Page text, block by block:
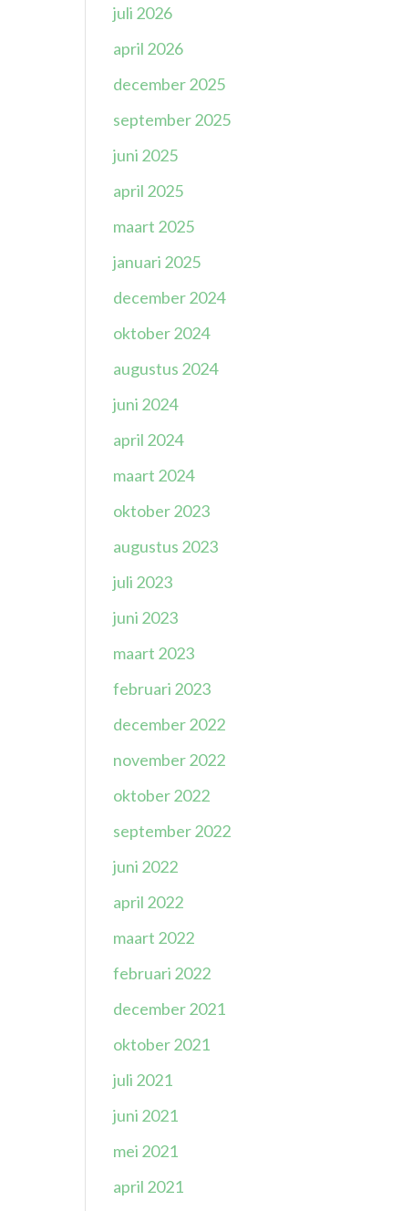
juli 2026
april 2026
december 2025
september 2025
juni 2025
april 2025
maart 2025
januari 2025
december 2024
oktober 2024
augustus 2024
juni 2024
april 2024
maart 2024
oktober 2023
augustus 2023
juli 2023
juni 2023
maart 2023
februari 2023
december 2022
november 2022
oktober 2022
september 2022
juni 2022
april 2022
maart 2022
februari 2022
december 2021
oktober 2021
juli 2021
juni 2021
mei 2021
april 2021